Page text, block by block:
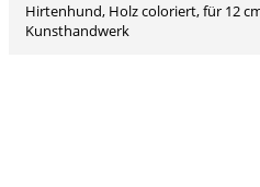
Hirtenhund, Holz coloriert, für 12 cm Heimatland-Krippe, Grödner
Kunsthandwerk